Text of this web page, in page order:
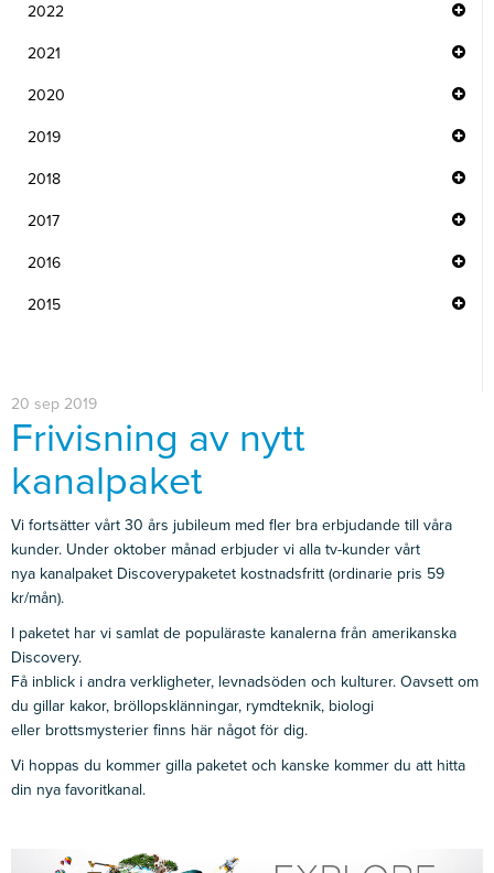
2022
2021
2020
2019
2018
2017
2016
2015
20 sep 2019
Frivisning av nytt
kanalpaket
Vi fortsätter vårt 30 års jubileum med fler bra erbjudande till våra
kunder. Under oktober månad erbjuder vi alla tv-kunder vårt
nya kanalpaket Discoverypaketet kostnadsfritt (ordinarie pris 59
kr/mån).
I paketet har vi samlat de populäraste kanalerna från amerikanska
Discovery.
Få inblick i andra verkligheter, levnadsöden och kulturer. Oavsett om
du gillar kakor, bröllopsklänningar, rymdteknik, biologi
eller brottsmysterier finns här något för dig.
Vi hoppas du kommer gilla paketet och kanske kommer du att hitta
din nya favoritkanal.